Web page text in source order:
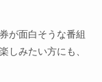
が面白そうな番組
しみたい方にも、